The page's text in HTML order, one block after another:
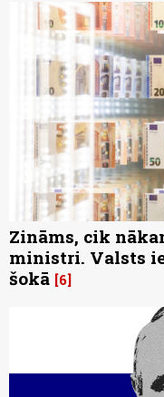
Zināms, cik
ministri. Valsts
šokā 6